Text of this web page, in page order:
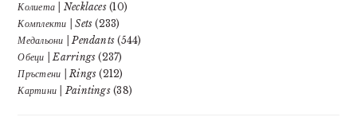
Колиета | Necklaces(10)
Комплекти | Sets (233)
Медальони | Pendants (544)
Обеци | Earrings (237)
Пръстени | Rings (212)
Картини | Paintings(38)